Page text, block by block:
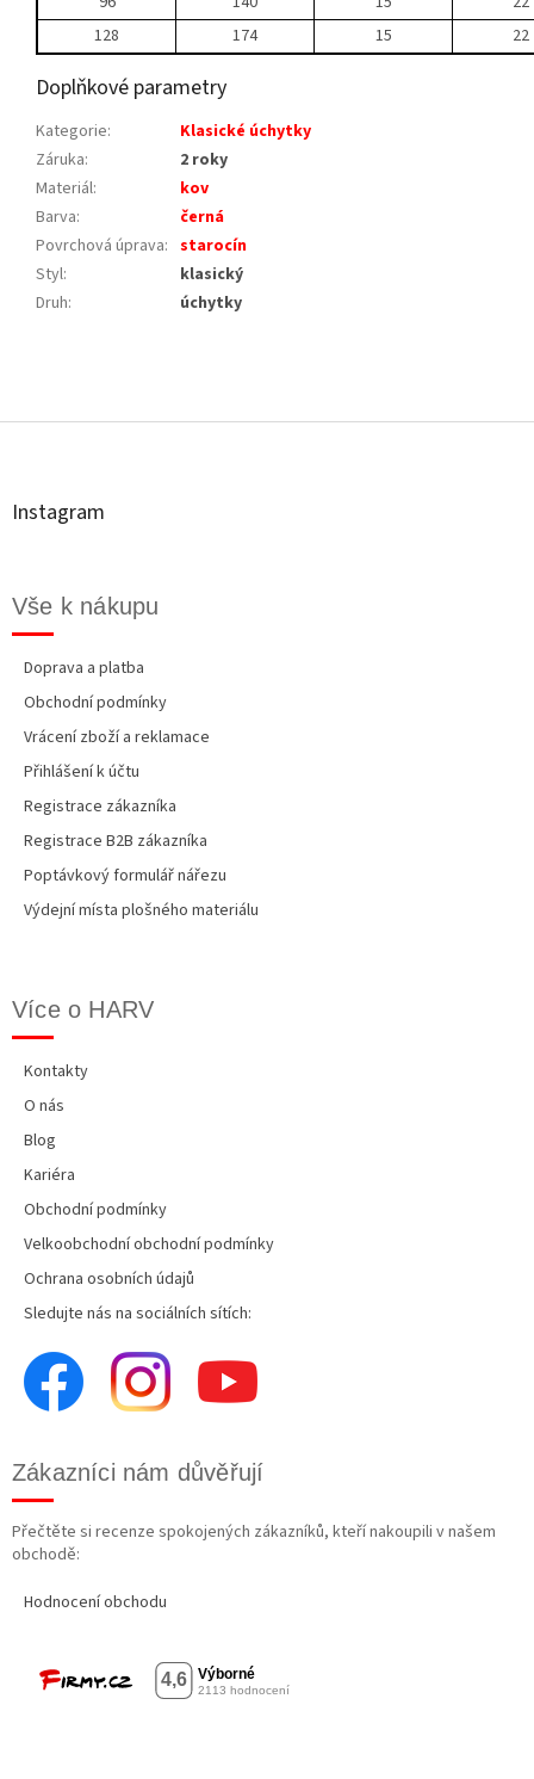
128
174 15 22
Doplňkové parametry
Kategorie:
Klasické úchytky
Záruka:
2 roky
Materiál:
kov
Barva:
černá
Povrchová úprava: starocín
Styl:
klasický
Druh: úchytky
á
Instagram
Vše k nákupu
Doprava a platba
Obchodní podmínky
Vrácení zboží a reklamace
Přihlášení k účtu
Registrace zákazníka
Registrace B2B zákazníka
Poptávkový formulář nářezu
Výdejní místa plošného materiálu
Více o HARV
Kontakty
O nás
Blog
Kariéra
Obchodní podmínky
Velkoobchodní obchodní podmínky
Ochrana osobních údajů
Sledujte nás na sociálních sítích:
Zákazníci nám důvěřují
Přečtěte si recenze spokojených zákazníků, kteří nakoupili v našem
obchodě:
Hodnocení obchodu